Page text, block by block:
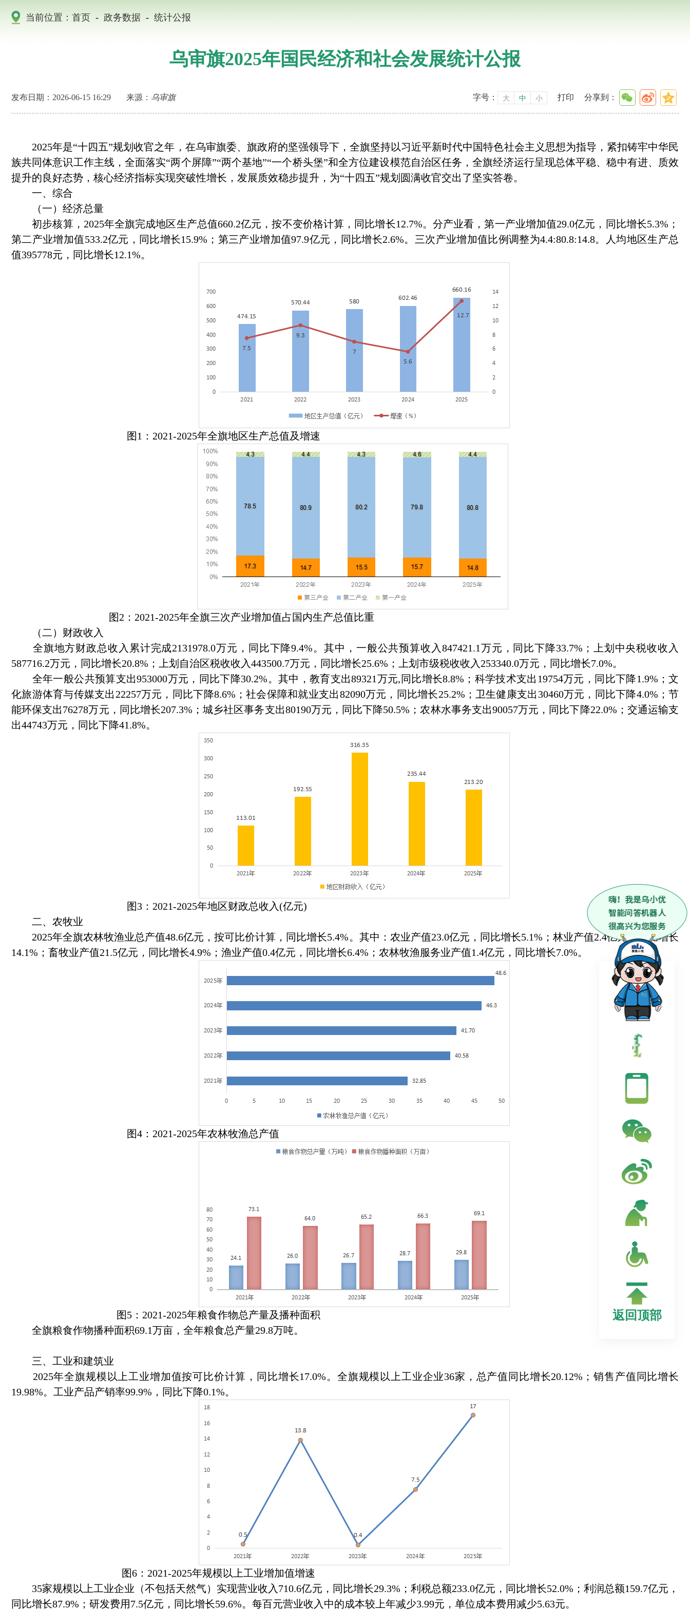
当前位置： 首页 - 政务数据 - 统计公报
乌审旗2025年国民经济和社会发展统计公报
发布日期：2026-06-15 16:29 来源： 乌审旗 字号： 大 中 小 打印 分享到：
2025年是“十四五”规划收官之年，在乌审旗委、旗政府的坚强领导下，全旗坚持以习近平新时代中国特色社会主义思想为指导，紧扣铸牢中华民
族共同体意识工作主线，全面落实“两个屏障”“两个基地”“一个桥头堡”和全方位建设模范自治区任务，全旗经济运行呈现总体平稳、稳中有进、质效
提升的良好态势，核心经济指标实现突破性增长，发展质效稳步提升，为“十四五”规划圆满收官交出了坚实答卷。
一、综合
（一）经济总量
初步核算，2025年全旗完成地区生产总值660.2亿元，按不变价格计算，同比增长12.7%。分产业看，第一产业增加值29.0亿元，同比增长5.3%；
第二产业增加值533.2亿元，同比增长15.9%；第三产业增加值97.9亿元，同比增长2.6%。三次产业增加值比例调整为4.4:80.8:14.8。人均地区生产总
值395778元，同比增长12.1%。
图1：2021-2025年全旗地区生产总值及增速
图2：2021-2025年全旗三次产业增加值占国内生产总值比重
（二）财政收入
全旗地方财政总收入累计完成2131978.0万元，同比下降9.4%。其中，一般公共预算收入847421.1万元，同比下降33.7%；上划中央税收收入
587716.2万元，同比增长20.8%；上划自治区税收收入443500.7万元，同比增长25.6%；上划市级税收收入253340.0万元，同比增长7.0%。
全年一般公共预算支出953000万元，同比下降30.2%。其中，教育支出89321万元,同比增长8.8%；科学技术支出19754万元，同比下降1.9%；文
化旅游体育与传媒支出22257万元，同比下降8.6%；社会保障和就业支出82090万元，同比增长25.2%；卫生健康支出30460万元，同比下降4.0%；节
能环保支出76278万元，同比增长207.3%；城乡社区事务支出80190万元，同比下降50.5%；农林水事务支出90057万元，同比下降22.0%；交通运输支
出44743万元，同比下降41.8%。
图3：2021-2025年地区财政总收入(亿元)
二、农牧业
2025年全旗农林牧渔业总产值48.6亿元，按可比价计算，同比增长5.4%。其中：农业产值23.0亿元，同比增长5.1%；林业产值2.4亿元，同比增长
14.1%；畜牧业产值21.5亿元，同比增长4.9%；渔业产值0.4亿元，同比增长6.4%；农林牧渔服务业产值1.4亿元，同比增长7.0%。
图4：2021-2025年农林牧渔总产值
图5：2021-2025年粮食作物总产量及播种面积
全旗粮食作物播种面积69.1万亩，全年粮食总产量29.8万吨。
三、工业和建筑业
2025年全旗规模以上工业增加值按可比价计算，同比增长17.0%。全旗规模以上工业企业36家，总产值同比增长20.12%；销售产值同比增长
19.98%。工业产品产销率99.9%，同比下降0.1%。
图6：2021-2025年规模以上工业增加值增速
35家规模以上工业企业（不包括天然气）实现营业收入710.6亿元，同比增长29.3%；利税总额233.0亿元，同比增长52.0%；利润总额159.7亿元，
同比增长87.9%；研发费用7.5亿元，同比增长59.6%。每百元营业收入中的成本较上年减少3.99元，单位成本费用减少5.63元。
返回顶部